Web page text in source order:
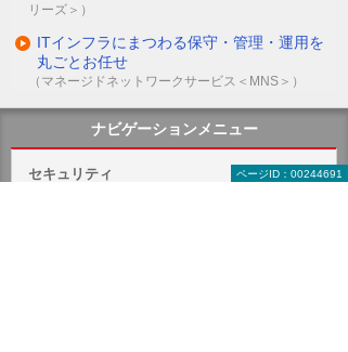
リーズ＞）
ITインフラにまつわる保守・管理・運用を
丸ごとお任せ
（マネージドネットワークサービス＜MNS＞）
ページID：00244691
ナビゲーションメニュー
セキュリティ